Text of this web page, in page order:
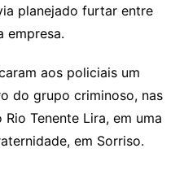
planejado furtar entre
empresa.
aos policiais um
do grupo criminoso, nas
Tenente Lira, em uma
em Sorriso.